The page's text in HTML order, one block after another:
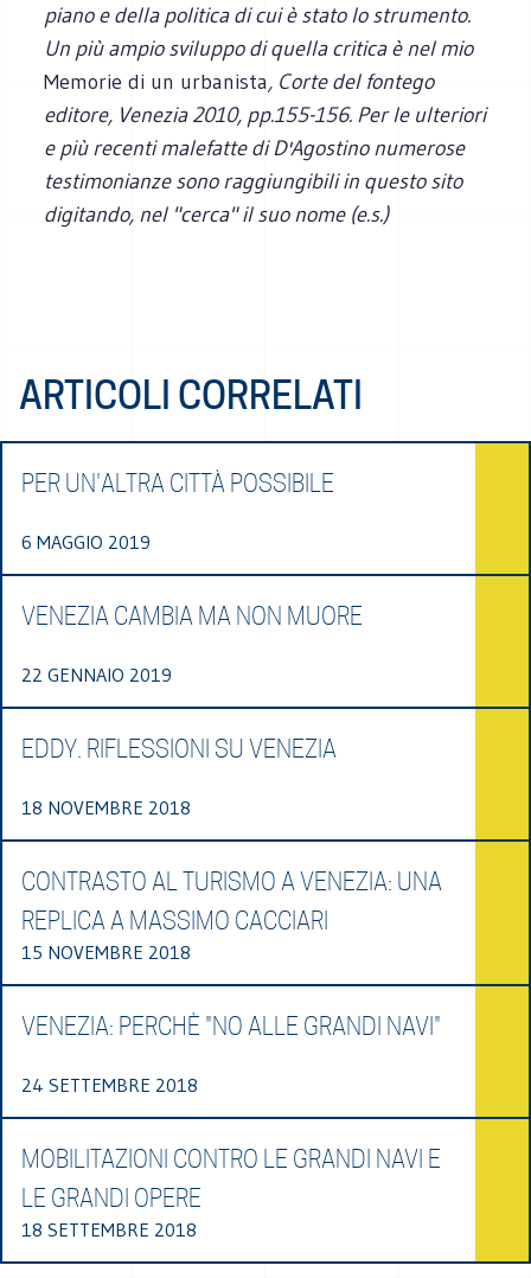
piano e della politica di cui è stato lo strumento.
Un più ampio sviluppo di quella critica è nel mio
Memorie di un urbanista, Corte del fontego
editore, Venezia 2010, pp.155-156. Per le ulteriori
e più recenti malefatte di D'Agostino numerose
testimonianze sono raggiungibili in questo sito
digitando, nel "cerca" il suo nome (e.s.)
ARTICOLI CORRELATI
PER UN'ALTRA CITTÀ POSSIBILE
6 MAGGIO 2019
VENEZIA CAMBIA MA NON MUORE
22 GENNAIO 2019
EDDY. RIFLESSIONI SU VENEZIA
18 NOVEMBRE 2018
CONTRASTO AL TURISMO A VENEZIA: UNA
REPLICA A MASSIMO CACCIARI
15 NOVEMBRE 2018
VENEZIA: PERCHÈ "NO ALLE GRANDI NAVI"
24 SETTEMBRE 2018
MOBILITAZIONI CONTRO LE GRANDI NAVI E
LE GRANDI OPERE
18 SETTEMBRE 2018